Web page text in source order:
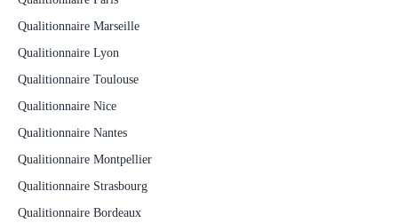
Qualitionnaire Marseille
Qualitionnaire Lyon
Qualitionnaire Toulouse
Qualitionnaire Nice
Qualitionnaire Nantes
Qualitionnaire Montpellier
Qualitionnaire Strasbourg
Qualitionnaire Bordeaux